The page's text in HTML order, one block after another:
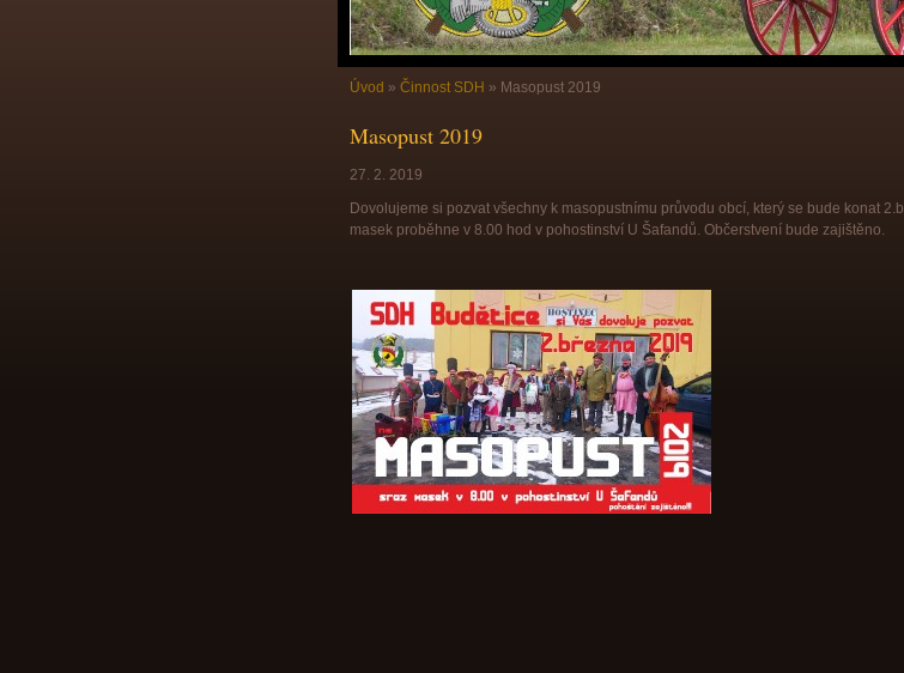
Úvod » Činnost SDH » Masopust 2019
Masopust 2019
27. 2. 2019
Dovolujeme si pozvat všechny k masopustnímu průvodu obcí, který se bude konat
masek proběhne v 8.00 hod v pohostinství U Šafandů. Občerstvení bude zajištěno.